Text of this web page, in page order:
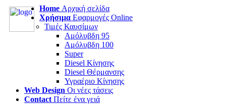
Home Αρχική σελίδα
Χρήσιμα Εφαρμογές Online
Τιμές Καυσίμων
Αμόλυβδη 95
Αμόλυβδη 100
Super
Diesel Κίνησης
Diesel Θέρμανσης
Υγραέριο Κίνησης
Web Design Οι νέες τάσεις
Contact Πείτε ένα γειά